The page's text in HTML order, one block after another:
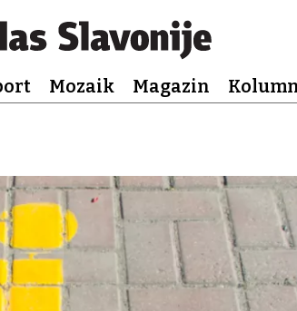
Mozaik Magazin